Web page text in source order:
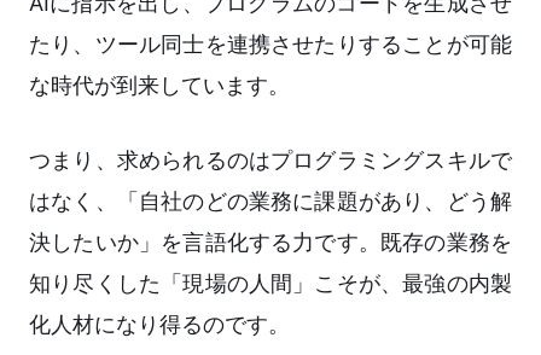
たり、ツール同士を連携させたりすることが可能
な時代が到来しています。
つまり、求められるのはプログラミングスキルで
はなく、「自社のどの業務に課題があり、どう解
決したいか」を言語化する力です。既存の業務を
知り尽くした「現場の人間」こそが、最強の内製
化人材になり得るのです。